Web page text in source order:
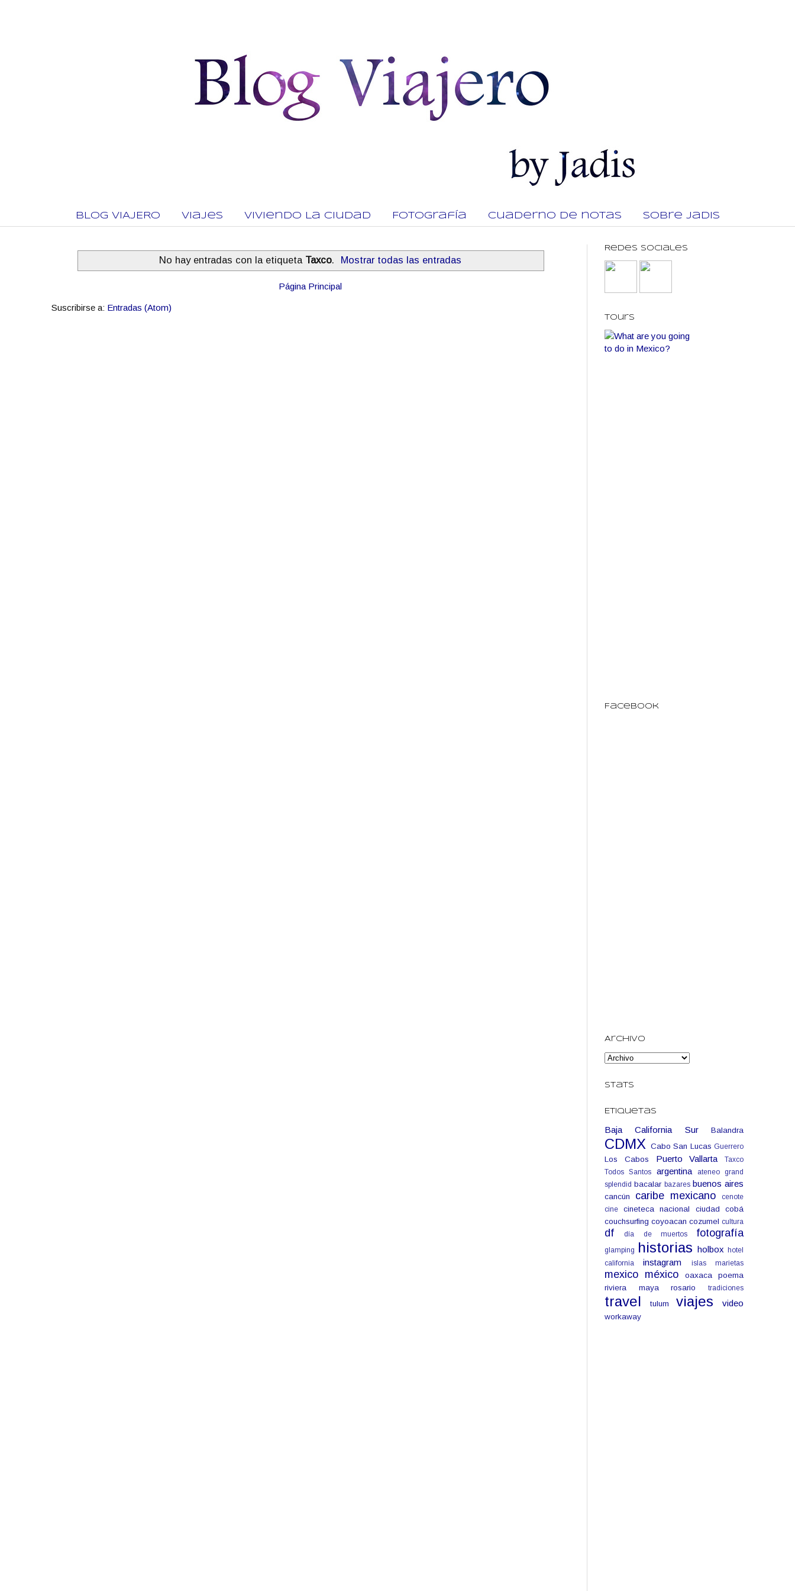
BLOG VIAJERO Viajes Viviendo La Ciudad Fotografía Cuaderno de notas Sobre Jadis
No hay entradas con la etiqueta Taxco. Mostrar todas las entradas
Página Principal
Suscribirse a: Entradas (Atom)
Redes Sociales
Tours
Facebook
Archivo
Stats
Etiquetas
Baja California Sur Balandra
CDMX Cabo San Lucas Guerrero
Los Cabos Puerto Vallarta
Taxco
Todos Santos
argentina
ateneo grand
splendid bacalar bazares buenos aires
cancún caribe mexicano
cenote
cine
cineteca nacional ciudad
cobá
couchsurfing coyoacan cozumel cultura
df día de muertos fotografía
glamping historias holbox
hotel
california
instagram islas marietas
mexico méxico oaxaca
poema
riviera maya
rosario tradiciones
travel tulum viajes video
workaway